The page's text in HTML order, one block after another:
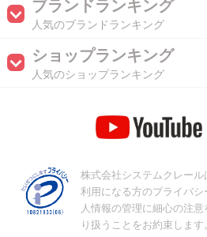
ブランドランキング
人気のブランドランキング
ショップランキング
人気のショップランキング
株式会社システムクレー
利用になる方のプライバ
人情報の管理に細心の注
り扱うことをお約束します